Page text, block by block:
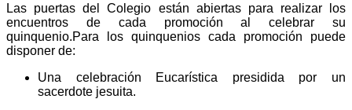
Las puertas del Colegio están abiertas para realizar los
encuentros de cada promoción al celebrar su
quinquenio.Para los quinquenios cada promoción puede
disponer de:
Una celebración Eucarística presidida por un
sacerdote jesuita.